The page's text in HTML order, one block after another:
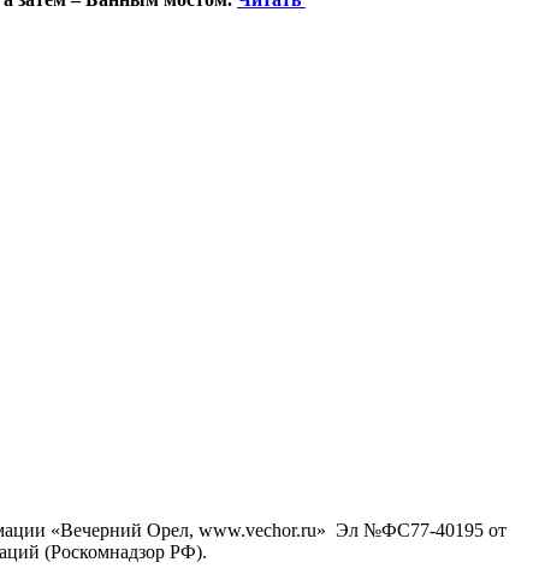
«Вечерний Орел, www.vechor.ru» Эл №ФС77-40195 от
(Роскомнадзор РФ).